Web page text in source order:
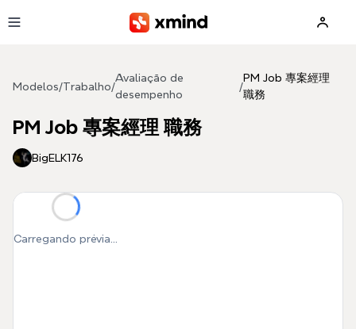
Modelos/Trabalho/
Avaliação de
desempenho
/
PM Job 專案經理
職務
PM Job 專案經理 職務
BigELK176
Carregando prévia...